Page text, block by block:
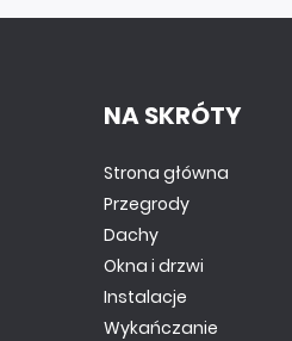
NA SKRÓTY
Strona główna
Przegrody
Dachy
Okna i drzwi
Instalacje
Wykańczanie